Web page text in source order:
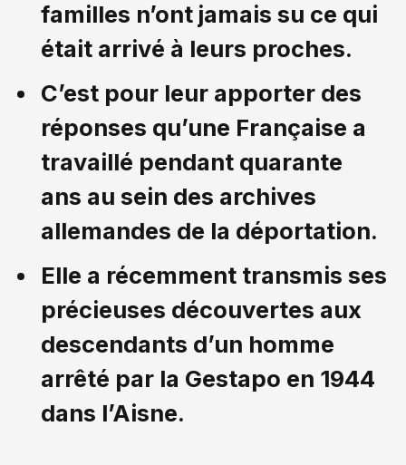
familles n’ont jamais su ce qui
était arrivé à leurs proches.
C’est pour leur apporter des
réponses qu’une Française a
travaillé pendant quarante
ans au sein des archives
allemandes de la déportation.
Elle a récemment transmis ses
précieuses découvertes aux
descendants d’un homme
arrêté par la Gestapo en 1944
dans l’Aisne.